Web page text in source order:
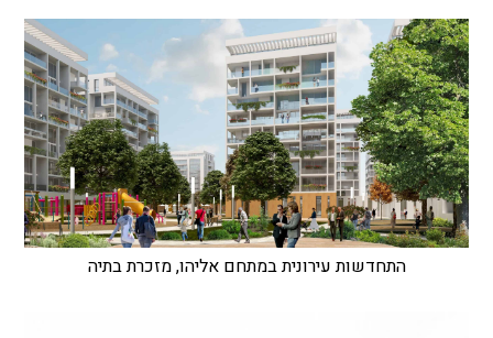
התחדשות עירונית במתחם אליהו, מזכרת בתיה